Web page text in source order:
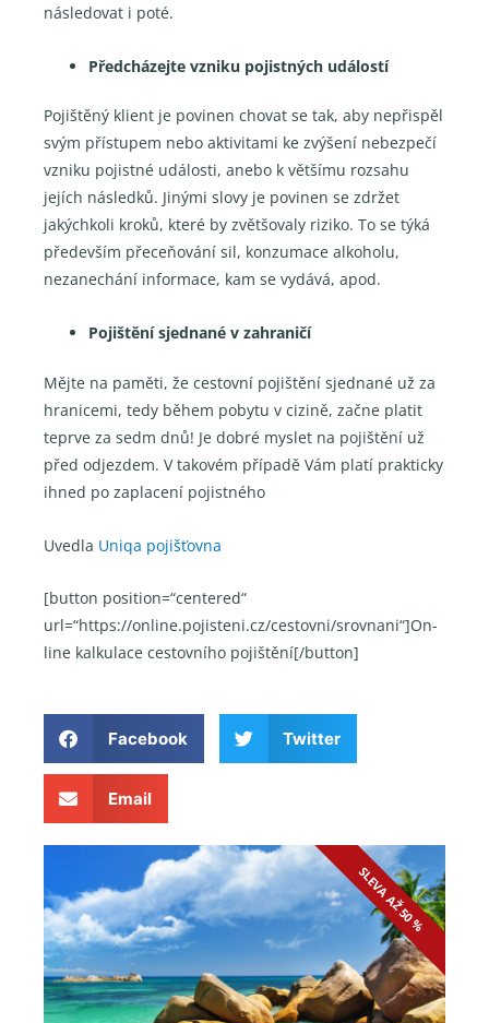
následovat i poté.
Předcházejte vzniku pojistných událostí
Pojištěný klient je povinen chovat se tak, aby nepřispěl
svým přístupem nebo aktivitami ke zvýšení nebezpečí
vzniku pojistné události, anebo k většímu rozsahu
jejích následků. Jinými slovy je povinen se zdržet
jakýchkoli kroků, které by zvětšovaly riziko. To se týká
především přeceňování sil, konzumace alkoholu,
nezanechání informace, kam se vydává, apod.
Pojištění sjednané v zahraničí
Mějte na paměti, že cestovní pojištění sjednané už za
hranicemi, tedy během pobytu v cizině, začne platit
teprve za sedm dnů! Je dobré myslet na pojištění už
před odjezdem. V takovém případě Vám platí prakticky
ihned po zaplacení pojistného
Uvedla Uniqa pojišťovna
[button position=“centered“
url=“https://online.pojisteni.cz/cestovni/srovnani“]On-
line kalkulace cestovního pojištění[/button]
Facebook Twitter
Email
SLEVA AŽ 50 %